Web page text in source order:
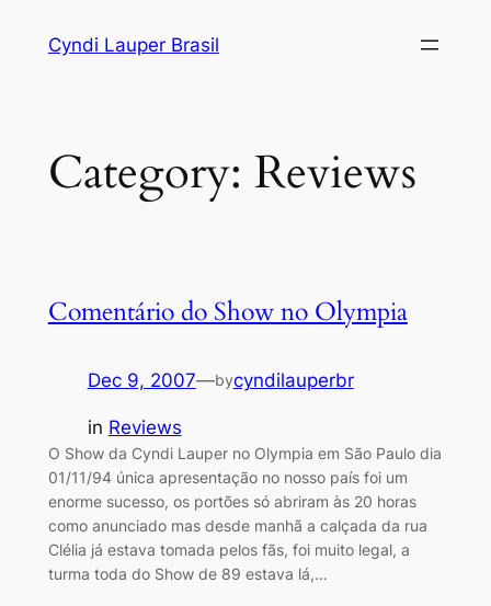
Cyndi Lauper Brasil
Category: Reviews
Comentário do Show no Olympia
Dec 9, 2007—bycyndilauperbr
in Reviews
O Show da Cyndi Lauper no Olympia em São Paulo dia
01/11/94 única apresentação no nosso país foi um
enorme sucesso, os portões só abriram às 20 horas
como anunciado mas desde manhã a calçada da rua
Clélia já estava tomada pelos fãs, foi muito legal, a
turma toda do Show de 89 estava lá,…